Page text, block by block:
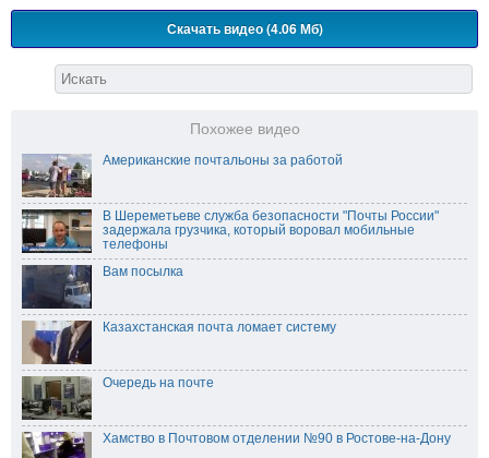
Скачать видео (4.06 Мб)
Похожее видео
Американские почтальоны за работой
В Шереметьеве служба безопасности "Почты России"
задержала грузчика, который воровал мобильные
телефоны
Вам посылка
Казахстанская почта ломает систему
Очередь на почте
Хамство в Почтовом отделении №90 в Ростове-на-Дону